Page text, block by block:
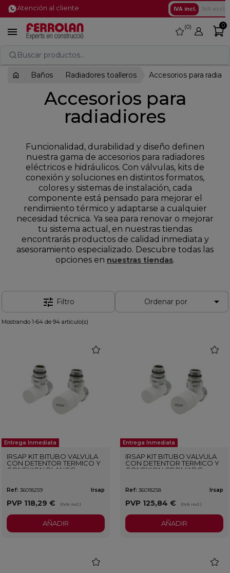
Atención al cliente IVA incl.
 favorite
0 0
Buscar productos...
Baños Radiadores toalleros Accesorios para
Accesorios para
radiadiores
Funcionalidad, durabilidad y diseño definen
nuestra gama de accesorios para radiadores
eléctricos e hidráulicos. Con válvulas, kits de
conexión y soluciones en distintos formatos,
colores y sistemas de instalación, cada
componente está pensado para mejorar el
rendimiento térmico y adaptarse a cualquier
necesidad técnica. Ya sea para renovar o mejorar
tu sistema actual, en nuestras tiendas
encontrarás productos de calidad inmediata y
asesoramiento especializado. Descubre todas las
opciones en nuestras tiendas.
tune Filtro Ordenar por 
Mostrando 1-64 de 94 artículo(s)
Entrega Inmediata
IRSAP KIT BITUBO VALVULA
CON DETENTOR TERMICO Y
CONEXION BLANCO
Ref: 36018259 Irsap
PVP 118,29 € (IVA incl.)
AÑADIR
Entrega Inmediata
IRSAP KIT BITUBO VALVULA
CON DETENTOR TERMICO Y
CONEXION CROMADO
Ref: 36018258 Irsap
PVP 125,84 € (IVA incl.)
AÑADIR